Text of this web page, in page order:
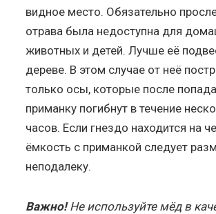
видное место. Обязательно
отрава была недоступна для
животных и детей. Лучше её
дереве. В этом случае от неё
только осы, которые после
приманку погибнут в течение
часов. Если гнездо находится на
ёмкость с приманкой следует
неподалеку.
Важно!Не используйте мёд в